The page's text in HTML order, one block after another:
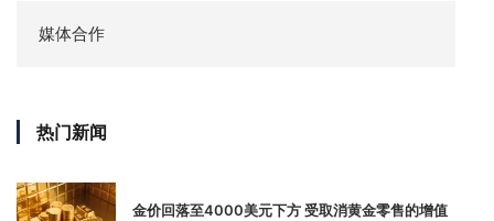
媒体合作
热门新闻
金价回落至4000美元下方 受取消黄金零售的增值